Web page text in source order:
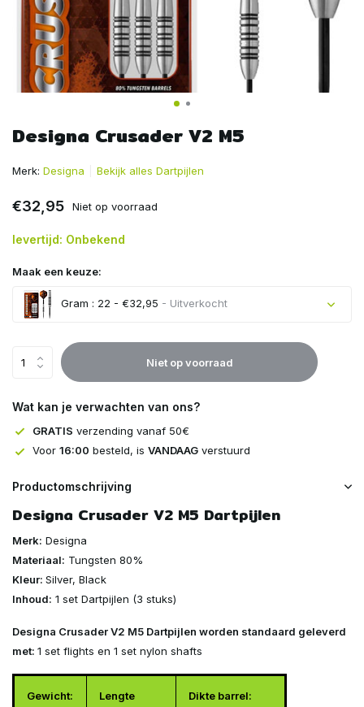
Designa Crusader V2 M5
Merk: Designa Bekijk alles Dartpijlen
€32,95 Niet op voorraad
levertijd: Onbekend
Maak een keuze:
Gram : 22 - €32,95 - Uitverkocht
Uitverkocht
Uitverkocht
Niet op voorraad
Wat kan je verwachten van ons?
GRATIS verzending vanaf 50€
Voor 16:00 besteld, is VANDAAG verstuurd
Productomschrijving
Designa Crusader V2 M5 Dartpijlen
Merk: Designa
Materiaal: Tungsten 80%
Kleur: Silver, Black
Inhoud: 1 set Dartpijlen (3 stuks)
Designa Crusader V2 M5 Dartpijlen worden standaard geleverd
met: 1 set flights en 1 set nylon shafts
Gewicht:
Lengte
Dikte barrel: